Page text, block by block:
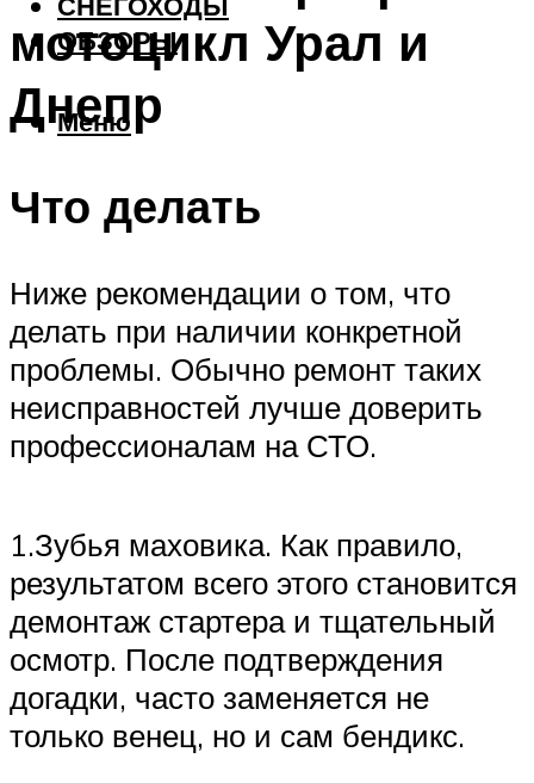
ОБЗОРЫ
Меню
мотоцикл Урал и
Днепр
Что делать
Ниже рекомендации о том, что
делать при наличии конкретной
проблемы. Обычно ремонт таких
неисправностей лучше доверить
профессионалам на СТО.
1.Зубья маховика. Как правило,
результатом всего этого становится
демонтаж стартера и тщательный
осмотр. После подтверждения
догадки, часто заменяется не
только венец, но и сам бендикс.